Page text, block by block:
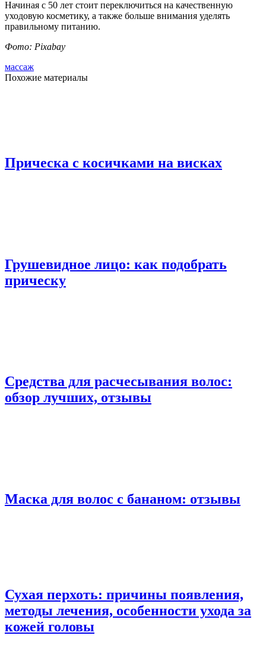
Начиная с 50 лет стоит переключиться на качественную
уходовую косметику, а также больше внимания уделять
правильному питанию.
Фото: Pixabay
массаж
Похожие материалы
Прическа с косичками на висках
Грушевидное лицо: как подобрать
прическу
Средства для расчесывания волос:
обзор лучших, отзывы
Маска для волос с бананом: отзывы
Сухая перхоть: причины появления,
методы лечения, особенности ухода за
кожей головы